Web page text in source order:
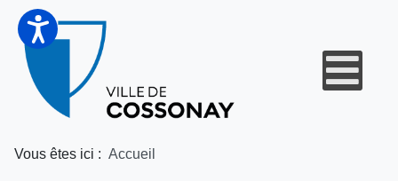
Vous êtes ici : Accueil